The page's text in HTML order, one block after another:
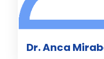
Dr. Anca